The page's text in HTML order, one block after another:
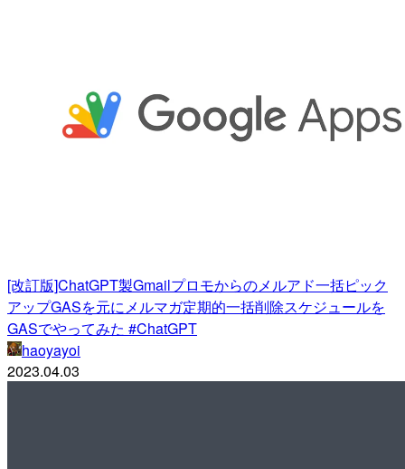
[改訂版]ChatGPT製Gmailプロモからのメルアド一括ピック
アップGASを元にメルマガ定期的一括削除スケジュールを
GASでやってみた #ChatGPT
haoyayoi
2023.04.03